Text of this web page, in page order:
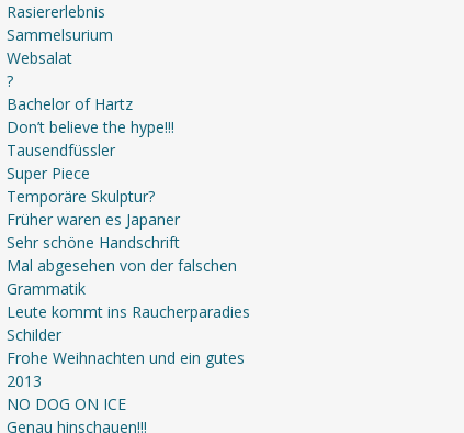
Rasiererlebnis
Sammelsurium
Websalat
?
Bachelor of Hartz
Don’t believe the hype!!!
Tausendfüssler
Super Piece
Temporäre Skulptur?
Früher waren es Japaner
Sehr schöne Handschrift
Mal abgesehen von der falschen
Grammatik
Leute kommt ins Raucherparadies
Schilder
Frohe Weihnachten und ein gutes
2013
NO DOG ON ICE
Genau hinschauen!!!